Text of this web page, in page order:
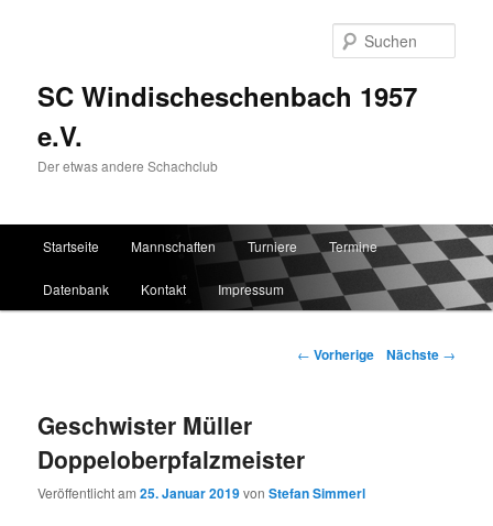
SC Windischeschenbach 1957
e.V.
Der etwas andere Schachclub
Zum Inhalt wechseln
Zum sekundären Inhalt wechseln
Startseite Mannschaften Turniere Termine
Datenbank Kontakt Impressum
Artikelnavigation
← Vorherige Nächste →
Geschwister Müller
Doppeloberpfalzmeister
Veröffentlicht am25. Januar 2019vonStefan Simmerl